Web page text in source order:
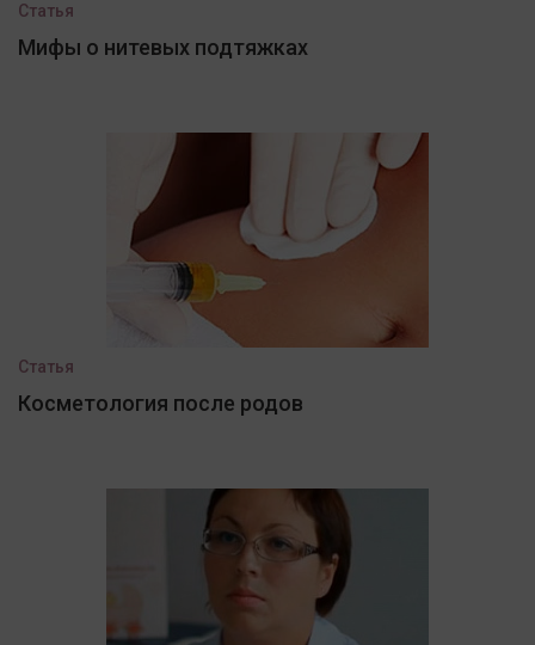
Статья
Мифы о нитевых подтяжках
Статья
Косметология после родов